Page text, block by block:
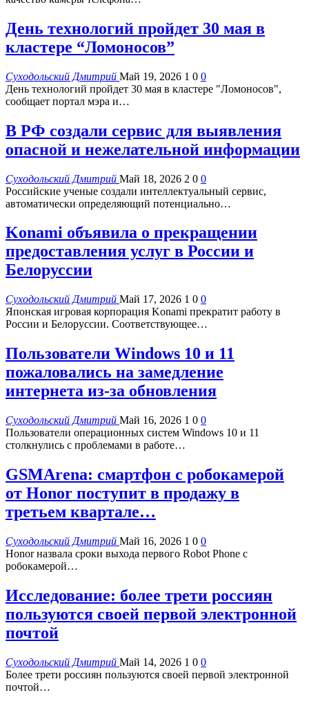
День технологий пройдет 30 мая в
кластере “Ломоносов”
Суходольский Дмитрий Май 19, 2026 1 0 0
День технологий пройдет 30 мая в кластере "Ломоносов",
сообщает портал мэра и…
В РФ создали сервис для выявления
опасной и нежелательной информации
Суходольский Дмитрий Май 18, 2026 2 0 0
Российские ученые создали интеллектуальный сервис,
автоматически определяющий потенциально…
Konami объявила о прекращении
предоставления услуг в России и
Белоруссии
Суходольский Дмитрий Май 17, 2026 1 0 0
Японская игровая корпорация Konami прекратит работу в
России и Белоруссии. Соответствующее…
Пользователи Windows 10 и 11
пожаловались на замедление
интернета из-за обновления
Суходольский Дмитрий Май 16, 2026 1 0 0
Пользователи операционных систем Windows 10 и 11
столкнулись с проблемами в работе…
GSMArena: смартфон с робокамерой
от Honor поступит в продажу в
третьем квартале…
Суходольский Дмитрий Май 16, 2026 1 0 0
Honor назвала сроки выхода первого Robot Phone с
робокамерой…
Исследование: более трети россиян
пользуются своей первой электронной
почтой
Суходольский Дмитрий Май 14, 2026 1 0 0
Более трети россиян пользуются своей первой электронной
почтой…